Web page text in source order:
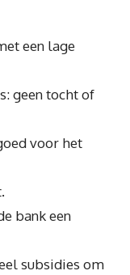
een lage
geen tocht of
voor het
bank een
subsidies om